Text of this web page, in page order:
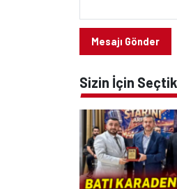
Mesajı Gönder
Sizin İçin